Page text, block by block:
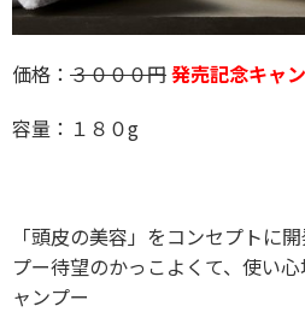
価格： ３０００円発売記念キャ
容量：１８０g
「頭皮の美容」をコンセプトに
プー待望のかっこよくて、使い
ャンプー